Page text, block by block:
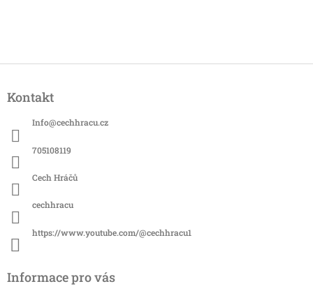
pKontakt
Info@cechhracu.cz
705108119
Cech Hráčů
cechhracu
https://www.youtube.com/@cechhracu1
Informace pro vás